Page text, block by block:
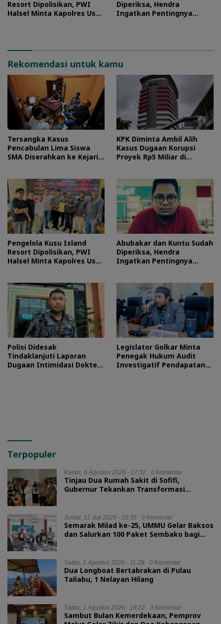
Resort Dipolisikan, PWI
Halsel Minta Kapolres Usut
Diperiksa, Hendra
Ingatkan Pentingnya
Rekomendasi untuk kamu
Tersangka Kasus
Pencabulan Lima Siswa
SMA Diserahkan ke Kejari
KPK Diminta Ambil Alih
Kasus Dugaan Korupsi
Proyek Rp5 Miliar di
Pengelola Kusu Island
Resort Dipolisikan, PWI
Halsel Minta Kapolres Usut
Abubakar dan Kuntu Sudah
Diperiksa, Hendra
Ingatkan Pentingnya
Polisi Didesak
Tindaklanjuti Laporan
Dugaan Intimidasi Dokter
Legislator Golkar Minta
Penegak Hukum Audit
Investigatif Pendapatan
Terpopuler
Kamis, 6 Agustus 2026 - 17:52 0 Komentar
Tinjau Dua Rumah Sakit di Sofifi,
Gubernur Tekankan Transformasi
Jumat, 31 Juli 2026 - 20:39 0 Komentar
Semarak Milad ke-25, UMMU Gelar Baksos
dan Salurkan 100 Paket Sembako bagi
Sabtu, 1 Agustus 2026 - 11:28 0 Komentar
Dua Longboat Bertabrakan di Pulau
Taliabu, 1 Nelayan Hilang
Sabtu, 1 Agustus 2026 - 19:22 0 Komentar
Sambut Bulan Kemerdekaan, Pemprov